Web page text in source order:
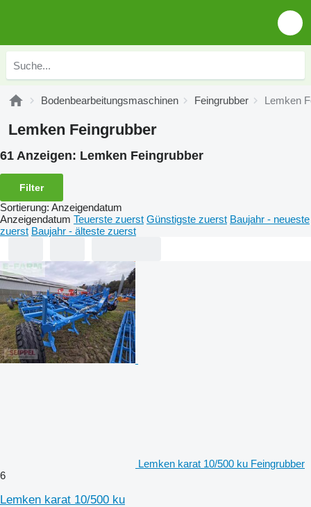
Bodenbearbeitungsmaschinen Feingrubber Lemken
Lemken Feingrubber
61 Anzeigen: Lemken Feingrubber
Filter
Sortierung: Anzeigendatum
Anzeigendatum Teuerste zuerst Günstigste zuerst Baujahr - neueste
zuerst Baujahr - älteste zuerst
Lemken karat 10/500 ku Feingrubber
6
Lemken karat 10/500 ku